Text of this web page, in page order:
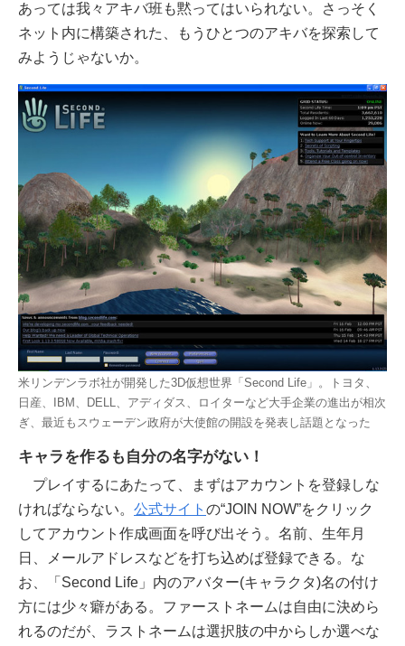
あっては我々アキバ班も黙ってはいられない。さっそく
ネット内に構築された、もうひとつのアキバを探索して
みようじゃないか。
米リンデンラボ社が開発した3D仮想世界「Second Life」。トヨタ、
日産、IBM、DELL、アディダス、ロイターなど大手企業の進出が相次
ぎ、最近もスウェーデン政府が大使館の開設を発表し話題となった
キャラを作るも自分の名字がない！
プレイするにあたって、まずはアカウントを登録しな
ければならない。 公式サイト の“JOIN NOW”をクリック
してアカウント作成画面を呼び出そう。名前、生年月
日、メールアドレスなどを打ち込めば登録できる。な
お、「Second Life」内のアバター(キャラクタ)名の付け
方には少々癖がある。ファーストネームは自由に決めら
れるのだが、ラストネームは選択肢の中からしか選べな